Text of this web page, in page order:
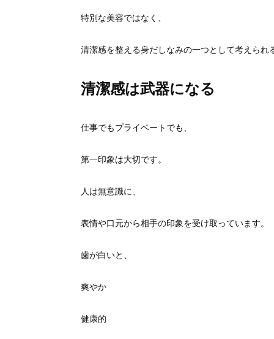
特別な美容ではなく、
清潔感を整える身だしなみの一つとして考えられ
清潔感は武器になる
仕事でもプライベートでも、
第一印象は大切です。
人は無意識に、
表情や口元から相手の印象を受け取っています。
歯が白いと、
爽やか
健康的